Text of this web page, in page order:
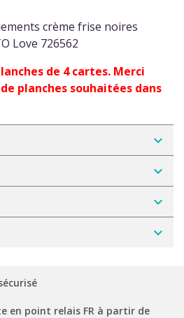
crème frise noires
Love 726562
de 4 cartes. Merci
planches souhaitées dans
navigate_next
navigate_next
navigate_next
navigate_next
en point relais FR à partir de